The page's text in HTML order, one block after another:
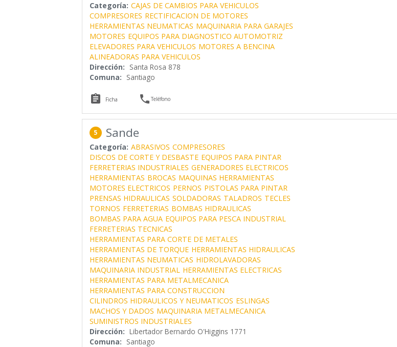
Categoría: CAJAS DE CAMBIOS PARA VEHICULOS
COMPRESORES RECTIFICACION DE MOTORES
HERRAMIENTAS NEUMATICAS MAQUINARIA PARA GARAJES
MOTORES EQUIPOS PARA DIAGNOSTICO AUTOMOTRIZ
ELEVADORES PARA VEHICULOS MOTORES A BENCINA
ALINEADORAS PARA VEHICULOS
Dirección: Santa Rosa 878
Comuna: Santiago
 Ficha Teléfono
5 Sande
Categoría: ABRASIVOS COMPRESORES
DISCOS DE CORTE Y DESBASTE EQUIPOS PARA PINTAR
FERRETERIAS INDUSTRIALES GENERADORES ELECTRICOS
HERRAMIENTAS BROCAS MAQUINAS HERRAMIENTAS
MOTORES ELECTRICOS PERNOS PISTOLAS PARA PINTAR
PRENSAS HIDRAULICAS SOLDADORAS TALADROS TECLES
TORNOS FERRETERIAS BOMBAS HIDRAULICAS
BOMBAS PARA AGUA EQUIPOS PARA PESCA INDUSTRIAL
FERRETERIAS TECNICAS
HERRAMIENTAS PARA CORTE DE METALES
HERRAMIENTAS DE TORQUE HERRAMIENTAS HIDRAULICAS
HERRAMIENTAS NEUMATICAS HIDROLAVADORAS
MAQUINARIA INDUSTRIAL HERRAMIENTAS ELECTRICAS
HERRAMIENTAS PARA METALMECANICA
HERRAMIENTAS PARA CONSTRUCCION
CILINDROS HIDRAULICOS Y NEUMATICOS ESLINGAS
MACHOS Y DADOS MAQUINARIA METALMECANICA
SUMINISTROS INDUSTRIALES
Dirección: Libertador Bernardo O'Higgins 1771
Comuna: Santiago